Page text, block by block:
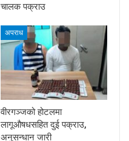
चालक पक्राउ
अपराध
वीरगञ्जको होटलमा
लागूऔषधसहित दुई पक्राउ,
अनुसन्धान जारी